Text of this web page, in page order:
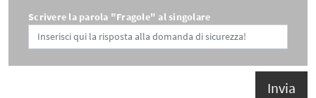
Scrivere la parola "Fragole" al singolare
Invia